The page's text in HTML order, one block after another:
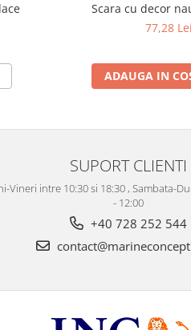
Scara cu decor
77,28 Lei
ADAUGA IN
SUPORT CLIENTI
Vineri intre 10:30 si 18:30 , Sambata-
- 12:00
+40 728 252 544